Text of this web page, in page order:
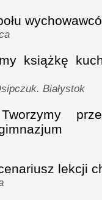
książkę
Białystok
lekcji